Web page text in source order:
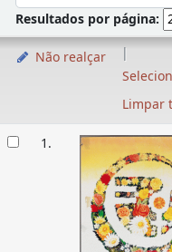
Resultados por página:
Não realçar
Limpar
1.